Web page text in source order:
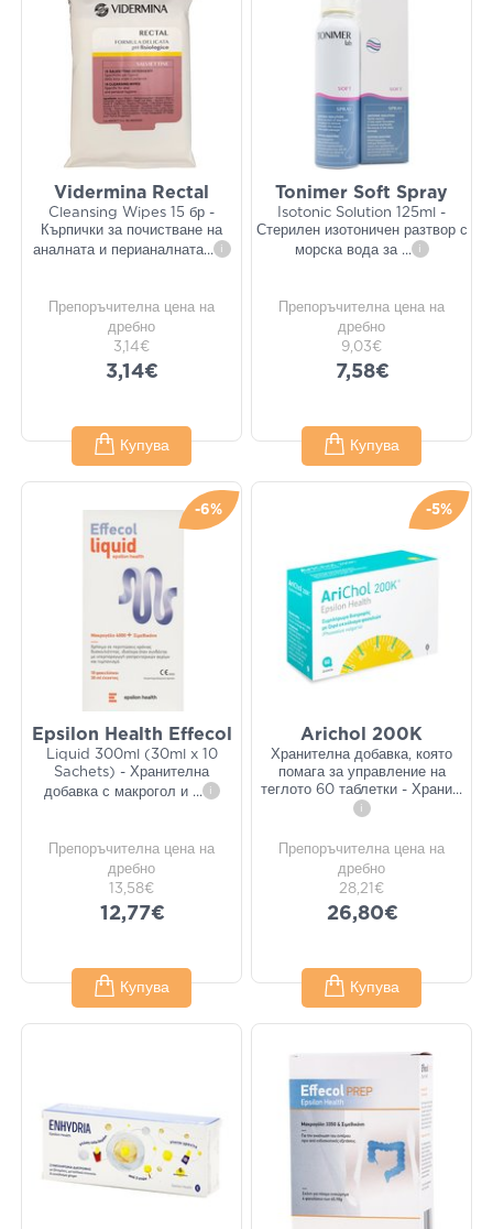
Vidermina Rectal
Cleansing Wipes 15 бр -
Кърпички за почистване на
аналната и перианалната... i
Препоръчителна цена на
дребно
3,14€
3,14€
Купува
Tonimer Soft Spray
Isotonic Solution 125ml -
Стерилен изотоничен разтвор с
морска вода за ... i
Препоръчителна цена на
дребно
9,03€
7,58€
Купува
-6%
Epsilon Health Effecol
Liquid 300ml (30ml x 10
Sachets) - Хранителна
добавка с макрогол и ... i
Препоръчителна цена на
дребно
13,58€
12,77€
Купува
-5%
Arichol 200K
Хранителна добавка, която
помага за управление на
теглото 60 таблетки - Храни...
i
Препоръчителна цена на
дребно
28,21€
26,80€
Купува